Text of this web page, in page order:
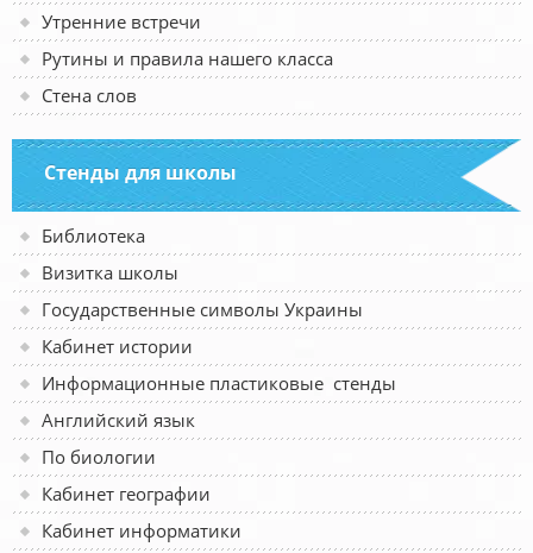
Утренние встречи
Рутины и правила нашего класса
Стена слов
Стенды для школы
Библиотека
Визитка школы
Государственные символы Украины
Кабинет истории
Информационные пластиковые стенды
Английский язык
По биологии
Кабинет географии
Кабинет информатики